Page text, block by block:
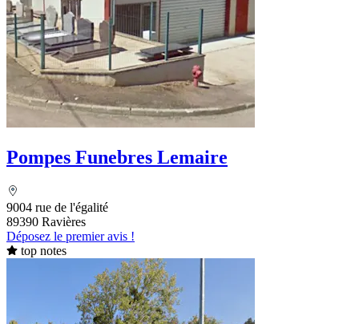
Pompes Funebres Lemaire
9004 rue de l'égalité
89390 Ravières
Déposez le premier avis !
top notes